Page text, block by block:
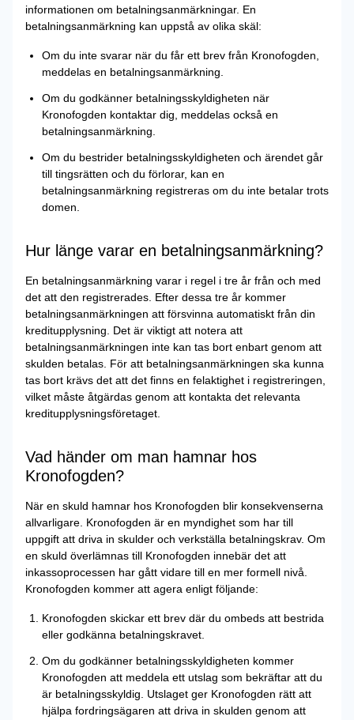
informationen om betalningsanmärkningar. En
betalningsanmärkning kan uppstå av olika skäl:
Om du inte svarar när du får ett brev från Kronofogden,
meddelas en betalningsanmärkning.
Om du godkänner betalningsskyldigheten när
Kronofogden kontaktar dig, meddelas också en
betalningsanmärkning.
Om du bestrider betalningsskyldigheten och ärendet går
till tingsrätten och du förlorar, kan en
betalningsanmärkning registreras om du inte betalar trots
domen.
Hur länge varar en betalningsanmärkning?
En betalningsanmärkning varar i regel i tre år från och med
det att den registrerades. Efter dessa tre år kommer
betalningsanmärkningen att försvinna automatiskt från din
kreditupplysning. Det är viktigt att notera att
betalningsanmärkningen inte kan tas bort enbart genom att
skulden betalas. För att betalningsanmärkningen ska kunna
tas bort krävs det att det finns en felaktighet i registreringen,
vilket måste åtgärdas genom att kontakta det relevanta
kreditupplysningsföretaget.
Vad händer om man hamnar hos
Kronofogden?
När en skuld hamnar hos Kronofogden blir konsekvenserna
allvarligare. Kronofogden är en myndighet som har till
uppgift att driva in skulder och verkställa betalningskrav. Om
en skuld överlämnas till Kronofogden innebär det att
inkassoprocessen har gått vidare till en mer formell nivå.
Kronofogden kommer att agera enligt följande:
Kronofogden skickar ett brev där du ombeds att bestrida
eller godkänna betalningskravet.
Om du godkänner betalningsskyldigheten kommer
Kronofogden att meddela ett utslag som bekräftar att du
är betalningsskyldig. Utslaget ger Kronofogden rätt att
hjälpa fordringsägaren att driva in skulden genom att